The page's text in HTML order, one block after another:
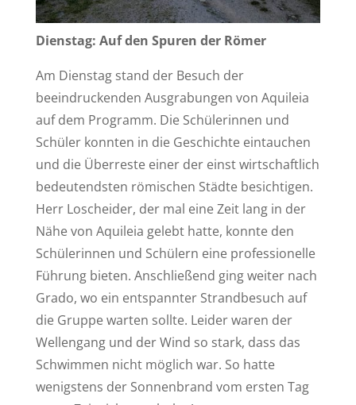
Dienstag: Auf den Spuren der Römer
Am Dienstag stand der Besuch der
beeindruckenden Ausgrabungen von Aquileia
auf dem Programm. Die Schülerinnen und
Schüler konnten in die Geschichte eintauchen
und die Überreste einer der einst wirtschaftlich
bedeutendsten römischen Städte besichtigen.
Herr Loscheider, der mal eine Zeit lang in der
Nähe von Aquileia gelebt hatte, konnte den
Schülerinnen und Schülern eine professionelle
Führung bieten. Anschließend ging weiter nach
Grado, wo ein entspannter Strandbesuch auf
die Gruppe warten sollte. Leider waren der
Wellengang und der Wind so stark, dass das
Schwimmen nicht möglich war. So hatte
wenigstens der Sonnenbrand vom ersten Tag